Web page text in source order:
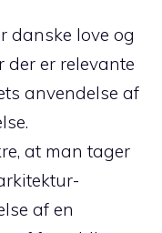
danske love og
der er relevante
anvendelse af
at man tager
af en